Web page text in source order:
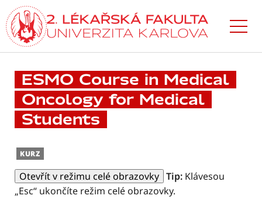
Přejít
k hlavnímu
obsahu
ESMO Course in Medical
Oncology for Medical
Students
KURZ
Otevřít v režimu celé obrazovky Tip: Klávesou
„Esc“ ukončíte režim celé obrazovky.